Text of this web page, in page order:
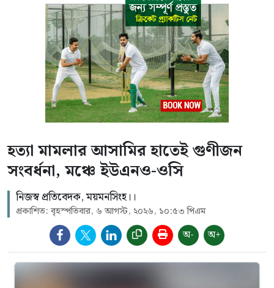
হত্যা মামলার আসামির হাতেই গুণীজন
সংবর্ধনা, মঞ্চে ইউএনও-ওসি
নিজস্ব প্রতিবেদক, ময়মনসিংহ।।
প্রকাশিত: বৃহস্পতিবার, ৬ আগস্ট, ২০২৬, ১০:৫৩ পিএম
অ- অ+